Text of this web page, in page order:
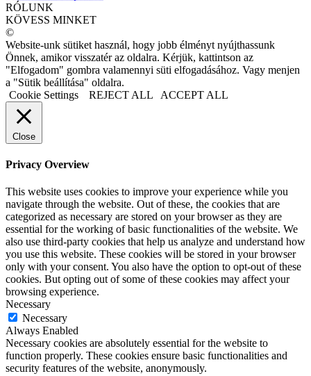
RÓLUNK
KÖVESS MINKET
©
Website-unk sütiket használ, hogy jobb élményt nyújthassunk
Önnek, amikor visszatér az oldalra. Kérjük, kattintson az
"Elfogadom" gombra valamennyi süti elfogadásához. Vagy menjen
a "Sütik beállítása" oldalra.
Cookie Settings
REJECT ALL ACCEPT ALL
Close
Privacy Overview
This website uses cookies to improve your experience while you
navigate through the website. Out of these, the cookies that are
categorized as necessary are stored on your browser as they are
essential for the working of basic functionalities of the website. We
also use third-party cookies that help us analyze and understand how
you use this website. These cookies will be stored in your browser
only with your consent. You also have the option to opt-out of these
cookies. But opting out of some of these cookies may affect your
browsing experience.
Necessary
Necessary
Always Enabled
Necessary cookies are absolutely essential for the website to
function properly. These cookies ensure basic functionalities and
security features of the website, anonymously.